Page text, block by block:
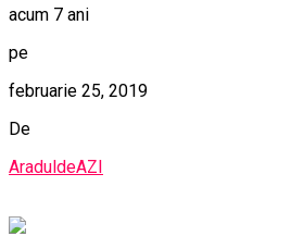
acum 7 ani
pe
februarie 25, 2019
De
AraduldeAZI